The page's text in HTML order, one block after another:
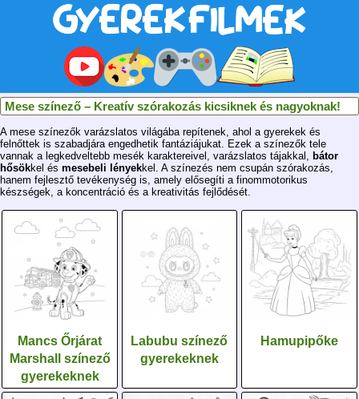
Mese színező – Kreatív szórakozás kicsiknek és nagyoknak!
A mese színezők varázslatos világába repítenek, ahol a gyerekek és
felnőttek is szabadjára engedhetik fantáziájukat. Ezek a színezők tele
vannak a legkedveltebb mesék karaktereivel, varázslatos tájakkal,
bátor
hősökkel és mesebeli lényekkel. A színezés nem csupán szórakozás,
hanem fejlesztő tevékenység is, amely elősegíti a finommotorikus
készségek, a koncentráció és a kreativitás fejlődését.
Mancs Őrjárat
Marshall színező
gyerekeknek
Labubu színező
gyerekeknek
Hamupipőke